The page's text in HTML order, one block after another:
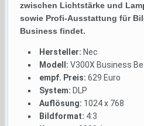
zwischen Lichtstärke und
sowie Profi-Ausstattung für
Business findet.
Hersteller: Nec
Modell:V300X Business
empf. Preis: 629 Euro
System: DLP
Auflösung: 1024 x 768
Bildformat: 4:3